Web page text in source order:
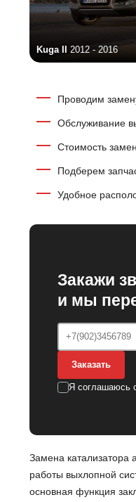
Kuga II 2012 - 2016
Проводим
Обслуживание
Стоимость
Подберем
Удобное
Закажи
и мы
Заказать
Я соглашаюсь
Замена катализатора
работы выхлопной
основная функция